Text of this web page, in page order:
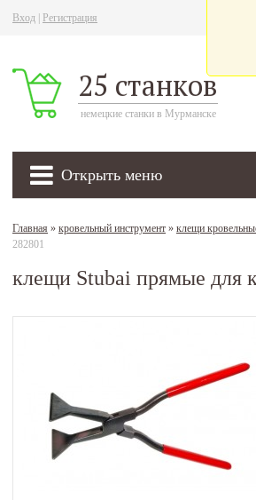
Вход Регистрация
25 станков
немецкие станки в Мурманске
Открыть меню
Главная » кровельный инструмент » клещи
282801
клещи Stubai прямые для